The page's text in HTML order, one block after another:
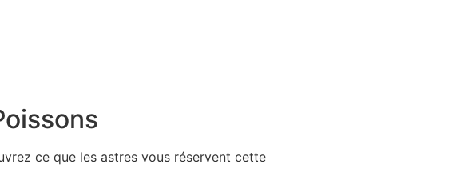
ce que les astres vous réservent cette